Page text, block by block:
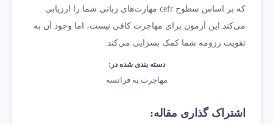
که بر اساس سطوح cefr مهارت‌های زبانی شما را ارزیابی
می‌کند.این آزمون برای مهاجرت کافی نیست، اما وجود آن به
تقویت رزومه شما کمک بسزایی می‌کند.
دسته بندی شده در:
مهاجرت به فرانسه
اشتراک گذاری مقاله: